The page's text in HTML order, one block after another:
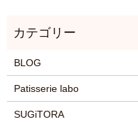
BLOG
Patisserie labo
SUGiTORA